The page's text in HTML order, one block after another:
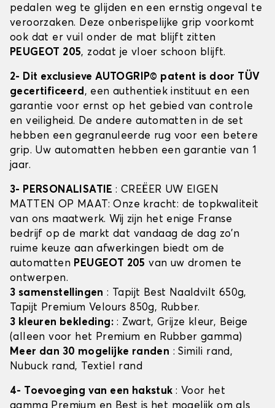
pedalen weg te glijden en een ernstig ongeval te
veroorzaken. Deze onberispelijke grip voorkomt
ook dat er vuil onder de mat blijft zitten
PEUGEOT 205, zodat je vloer schoon blijft.
2- Dit exclusieve AUTOGRIP© patent is door TÜV
gecertificeerd, een authentiek instituut en een
garantie voor ernst op het gebied van controle
en veiligheid. De andere automatten in de set
hebben een gegranuleerde rug voor een betere
grip. Uw automatten hebben een garantie van 1
jaar.
3- PERSONALISATIE: CREËER UW EIGEN
MATTEN OP MAAT: Onze kracht: de topkwaliteit
van ons maatwerk. Wij zijn het enige Franse
bedrijf op de markt dat vandaag de dag zo'n
ruime keuze aan afwerkingen biedt om de
automatten PEUGEOT 205 van uw dromen te
ontwerpen.
3 samenstellingen : Tapijt Best Naaldvilt 650g,
Tapijt Premium Velours 850g, Rubber.
3 kleuren bekleding: : Zwart, Grijze kleur, Beige
(alleen voor het Premium en Rubber gamma)
Meer dan 30 mogelijke randen : Simili rand,
Nubuck rand, Textiel rand
4- Toevoeging van een hakstuk : Voor het